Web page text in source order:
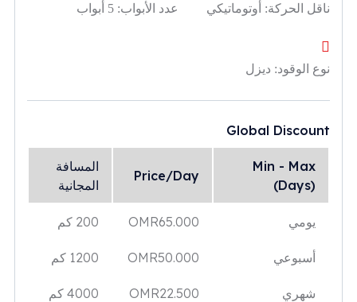
ناقل الحركة: أوتوماتيكي عدد الأبواب: 5 أبواب
نوع الوقود: ديزل
Global Discount
Min - Max
(Days)
Price/Day
المسافة
المجانية
يومي OMR65.000 200 كم
أسبوعي OMR50.000 1200 كم
شهري OMR22.500 4000 كم